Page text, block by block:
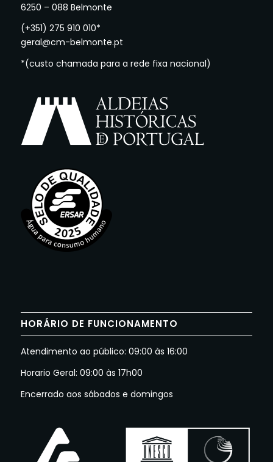
6250 – 088 Belmonte
(+351) 275 910 010*
geral@cm-belmonte.pt
*(custo chamada para a rede fixa nacional)
HORÁRIO DE FUNCIONAMENTO
Atendimento ao público: 09:00 às 16:00
Horario Geral: 09:00 às 17h00
Encerrado aos sábados e domingos